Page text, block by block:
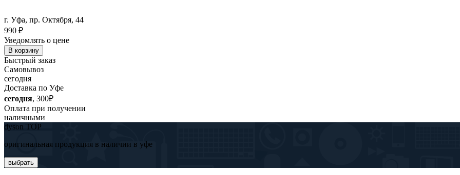
г. Уфа, пр. Октября, 44
990 ₽
Уведомлять о цене
В корзину
Быстрый заказ
Самовывоз
сегодня
Доставка по Уфе
сегодня, 300₽
Оплата при получении
наличными
dyson TOP
оригинальная продукция в наличии в уфе
выбрать